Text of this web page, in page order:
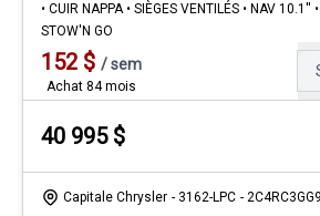
• CUIR NAPPA • SIÈGES VENTILÉS • NAV 10.1''
STOW'N GO
152 $ /sem
Achat 84 mois
40 995$
Capitale Chrysler - 3162-LPC -